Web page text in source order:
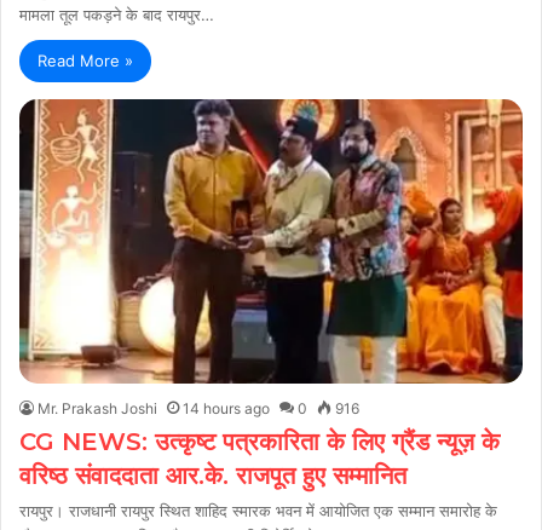
मामला तूल पकड़ने के बाद रायपुर…
Read More »
Mr. Prakash Joshi 14 hours ago 0 916
CG NEWS: उत्कृष्ट पत्रकारिता के लिए ग्रैंड न्यूज़ के
वरिष्ठ संवाददाता आर.के. राजपूत हुए सम्मानित
रायपुर। राजधानी रायपुर स्थित शाहिद स्मारक भवन में आयोजित एक सम्मान समारोह के